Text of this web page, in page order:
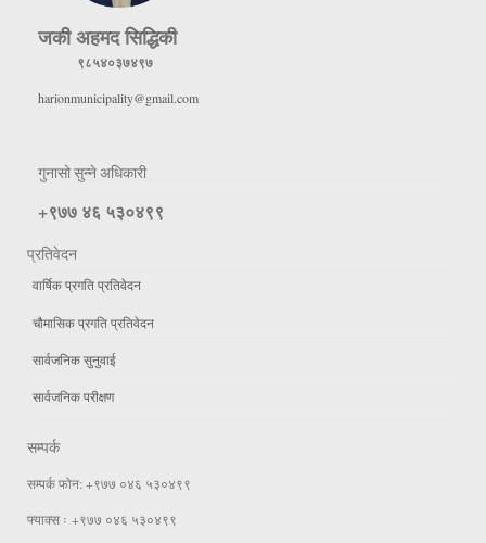
जकी अहमद सिद्धिकी
९८५४०३७४९७
harionmunicipality@gmail.com
गुनासो सुन्ने अधिकारी
+९७७ ४६ ५३०४९९
प्रतिवेदन
वार्षिक प्रगति प्रतिवेदन
चौमासिक प्रगति प्रतिवेदन
सार्वजनिक सुनुवाई
सार्वजनिक परीक्षण
सम्पर्क
सम्पर्क फोन: +९७७ ०४६ ५३०४९९
फ्याक्स ः +९७७ ०४६ ५३०४९९